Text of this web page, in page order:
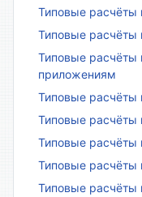
Типовые расчёты
Типовые расчёты
Типовые расчёты
приложениям
Типовые расчёты
Типовые расчёты
Типовые расчёты
Типовые расчёты
Типовые расчёты